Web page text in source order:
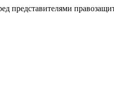
представителями